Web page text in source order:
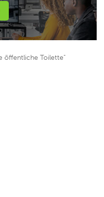
öffentliche Toilette"